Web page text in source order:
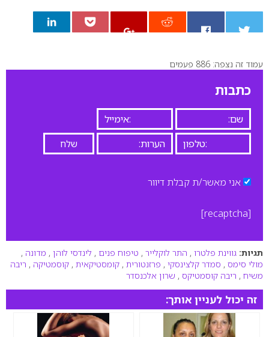
0
עמוד זה נצפה: 886 פעמים
כתבות
אני מאשר/ת קבלת דיוור
[recaptcha]
תגיות: גווינת פלטרו , התר לוקלייר , טיפוח פנים , לינדסי לוהן , מדונה ,
מולי סימס , סמדר קלצינסקי , פרזנטורית , קומסטיקאית , קוסמטיקה , ריבה
משיח , ריבה קוסמטיקס , שרון אלכנסדר
זה יכול לעניין אותך: